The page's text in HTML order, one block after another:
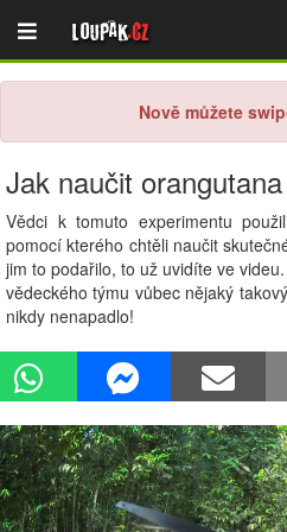
Loupak.cz
Nově můžete
Jak naučit
Vědci k tomuto experimentu
pomocí kterého chtěli naučit
jim to podařilo, to už uvidíte ve
vědeckého týmu vůbec nějaký
nikdy nenapadlo!